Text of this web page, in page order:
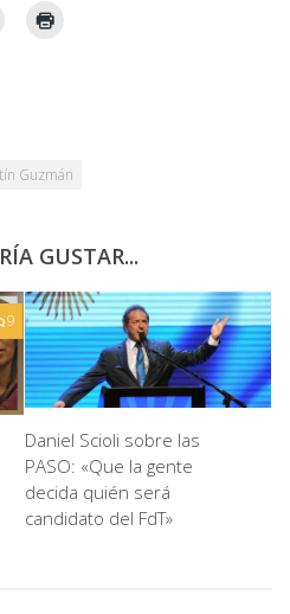
Guzmán
GUSTAR...
9
Daniel Scioli sobre las
PASO: «Que la gente
decida quién será
candidato del FdT»